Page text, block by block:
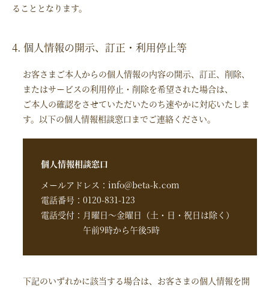
ることとなります。
4. 個人情報の開示、訂正・利用停止等
お客さまご本人からの個人情報の内容の開示、訂正、削除、
またはサービスの利用停止・削除を希望された場合は、
ご本人の確認をさせていただいたのち速やかに対応いたしま
す。以下の個人情報相談窓口までご連絡ください。
個人情報相談窓口
メールアドレス：info@beta-k.com
電話番号：0120-831-123
電話受付：月曜日～金曜日（土・日・祝日は除く）
午前9時から午後5時
下記のいずれかに該当する場合は、お客さまの個人情報を開